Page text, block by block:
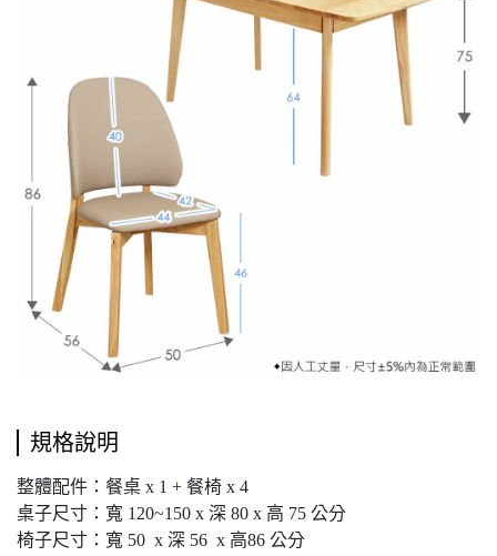
規格說明
整體配件：餐桌 x 1 + 餐椅 x 4
桌子尺寸：寬 120~150 x 深 80 x 高 75 公分
椅子尺寸：寬 50 x 深 56 x 高86 公分